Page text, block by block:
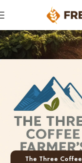
The Three Coffee